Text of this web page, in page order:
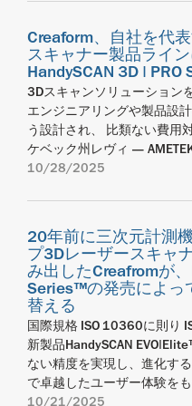
遂行できるよう支援します
全体において、より優れた
す。FARO CREAFORM は、
AMETEK は、年間売上高 75
を遂げるニッチ市場おいて
する世界有数のリーディン
creaform3d.com
全体において、より優れた
す。FARO CREAFORM は、
AMETEK は、年間売上高
を遂げるニッチ市場おいて
する世界有数のリーディン
creaform3d.com 【報道関
式会社 ファロー・クレア
ケティングマネージャー
代表)
ーザーラインプローブを用
適用されます。 FARO 8‑Axis Maxロータリーワークテーブル：
Quantum X FaroArm®および
とで、機器の移動を最小限
現。測定ワークフローをよ
17025認証校正プロセスに
た高精度な測定結果を提供します。 LLPワーク
向けた、着実な第一歩 今回
強化することを目的として
化と、測定が困難な表面へ
FARO CREAFORMは、従来
ーザーおよび新規ユーザー
上を実現します。 本アップ
境において、一貫性とトレ
を重視するメーカーを支援
ー（携帯型座標測定器）ポ
導の進化に継続的に投資する
たものです。 FARO
査論理を確保でき、異なる
す。PolyWorks®ソリューシ
て、私たちは、プラットフ
合でき、世界規模で展開す
リューションを提供する、
レードの3Dスキャナーを開
した」。 InnovMetricのメト
イノベーションの統括責任
（Éric Roberge）は、次の
統合は、私たちが顧客満足
ること、また、業界のニー
ータブルスキャナーがCMM
戦略を支えています。FARO
直接データ収集を行えるよ
PolyWorksのデジタルスレ
ータが継続性を損なうこと
に流れるようにしました」
長期にわたるパートナーシ
ウェアツールや手順を維持
歩からもメリットを得られ
ります。当社のハードウェ
ョンは、曖昧さを低減し、
らには犯罪現場、構造物、
ル化を支援します。それに
指針にできる、確かな知見を
よび Virtek Vision のビジネ
トマー・ヴェネマー氏は付
ティキャプチャの分野で 40
とし、次のフェーズでは、
ーな情報を提供し、お客様
と信頼を維持するように設
FARO CREAFORM について
ベック州レヴィと米国フロ
き、FARO の有名な 3D 測
計測ソリューションの組み
1981 年に遡る歴史を持つ
レーザートラッカー、リア
分野において世界を率先す
い戦略の一環です。世界中
ヶ所の高度な修理センター
より安心安全のサービスを
し続けています。以下に実
2025年末： 米国およびメ
HandySCAN 3D EVO Series
SeriesのISO 17025認証校正サ
初め：HandySCAN 3D EVO
MAX SeriesのISO 17025認
てのサービスセンターにま
開。 2026年半ば： ISO 17025認証校正サービスの対象を
R-Seriesのユーザーといく
サービスの提供を可能に。 新たなサービスセンターに加え、
CreaformはPerformance
キットは、がCreaformのユ
を検証できるよう設計され
Creaform.OSにシームレス
ザーフレンドリーなキット
す。 機器をCreaformのサービスセンターに返送することな
く、いつでもシステムの暫定
は異なり、このターンキー
らゆる工場の現場や要件に
さの部品を検査でき、M3™
品をサポートできるため、
柔軟に対応します。モジュ
たこれらのソリューション
ンとは異なり、このターン
は、あらゆる工場の現場や
mの部品をサポートできる
スにも柔軟に対応します。
計されたこれらのソリュー
に使い続けられるものです
に加え、Creaformの継続的
ただけ、生産現場は機敏性
ます。生産と品質管理や検
ートなオフラインプログラ
視野3Dデータ取得を可能に
られた環境や要件でしか利
とは異なり、どのような生
自動およびポータブル3D測
ーダーであるCreaformは、
宙、運輸といった様々な業
を改善するよう設計された
ーム、Creaform Integrity
い表面損傷評価ソリューシ
ターフェースを採用し、腐
おいて、これまでにないカ
実現します。これにより、
者は、最高水準の信頼性を
ます。 このソリューションの中心にあるのは、最新鋭の
EVO Series™ です。一体型
Seriesなら、現場で点検を
的かつ即時の操作性を提供
加機器や作業を最小限に抑
統合されたガイド検査モー
定された検査を、最小限の
施することが可能です。 ま
ワイヤレス機能を有効にす
境下でも、ケーブルを気に
Creaform、自社を代
スキャナー製品ライ
HandySCAN 3D |
3Dスキャンソリューション
エンジニアリングや製品設
う設計され、 比類ない費用対効果も実現
ケベック州レヴィ —
り、自動およびポータブル
ャナーHandySCAN 3D™ の
の新製品を発表しました。
全統合されたソリューショ
ナーの高速かつ高解像度の
to-CAD Proソフトウェアモ
タ取得から3Dモデルデータ
エンジニアリング用途や製
きます。 20年以上前、
して、ハンディタイプのセ
キャナー分野を切り開き、
率性で高い評価を獲得しま
10/28/2025
20年前に三次元計測
プ3Dレーザースキャ
み出したCreafromが
Series™の発売によっ
替える
国際規格 ISO 10360に則り
新製品HandySCAN
ない精度を実現し、進化す
で卓越したユーザー体験を
ー 2025年10月21日、ケベック州レヴィ —AMETEK, Inc.のビ
10/21/2025